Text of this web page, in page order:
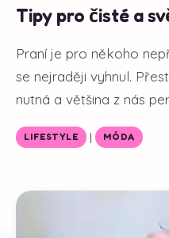
Tipy pro čisté a
Praní je pro někoho
se nejraději vyhnul.
nutná a většina z nás
LIFESTYLE | MÓDA